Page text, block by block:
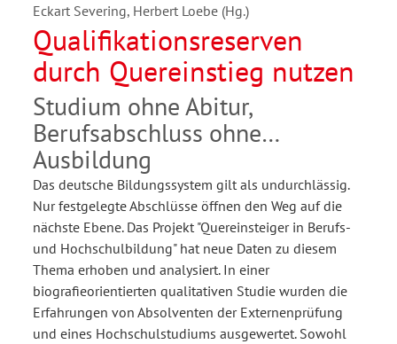
Eckart Severing, Herbert Loebe (Hg.)
Qualifikationsreserven
durch Quereinstieg nutzen
Studium ohne Abitur,
Berufsabschluss ohne
Ausbildung
Das deutsche Bildungssystem gilt als undurchlässig.
Nur festgelegte Abschlüsse öffnen den Weg auf die
nächste Ebene. Das Projekt "Quereinsteiger in Berufs-
und Hochschulbildung" hat neue Daten zu diesem
Thema erhoben und analysiert. In einer
biografieorientierten qualitativen Studie wurden die
Erfahrungen von Absolventen der Externenprüfung
und eines Hochschulstudiums ausgewertet. Sowohl